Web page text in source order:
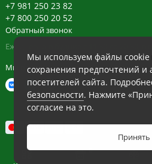
0
Мы используем файлы cookie
сохранения предпочтений и
посетителей сайта.
безопасности. Нажмите
согласие на это.
Принять
+7 981 250 23 82
+7 800 250 20 52
Обратный звонок
Ежедневно в будние с 11:30 до 20:30, в
Мы в сети